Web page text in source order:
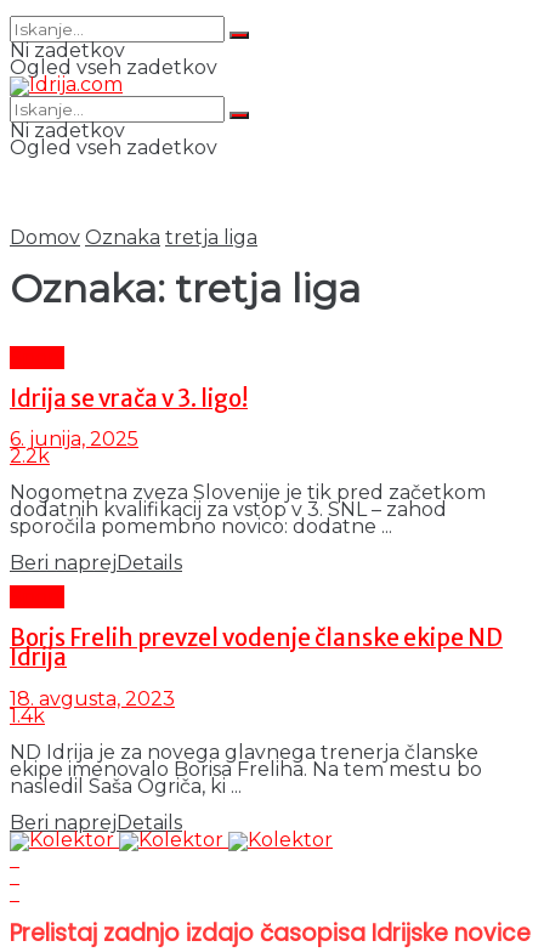
Ni zadetkov
Ogled vseh zadetkov
Ni zadetkov
Ogled vseh zadetkov
Domov Oznaka tretja liga
Oznaka: tretja liga
Idrija se vrača v 3. ligo!
6. junija, 2025
2.2k
Nogometna zveza Slovenije je tik pred začetkom
dodatnih kvalifikacij za vstop v 3. SNL – zahod
sporočila pomembno novico: dodatne ...
Beri naprej Details
Boris Frelih prevzel vodenje članske ekipe ND
Idrija
18. avgusta, 2023
1.4k
ND Idrija je za novega glavnega trenerja članske
ekipe imenovalo Borisa Freliha. Na tem mestu bo
nasledil Saša Ogriča, ki ...
Beri naprejDetails
Prelistaj zadnjo izdajo časopisa Idrijske novice